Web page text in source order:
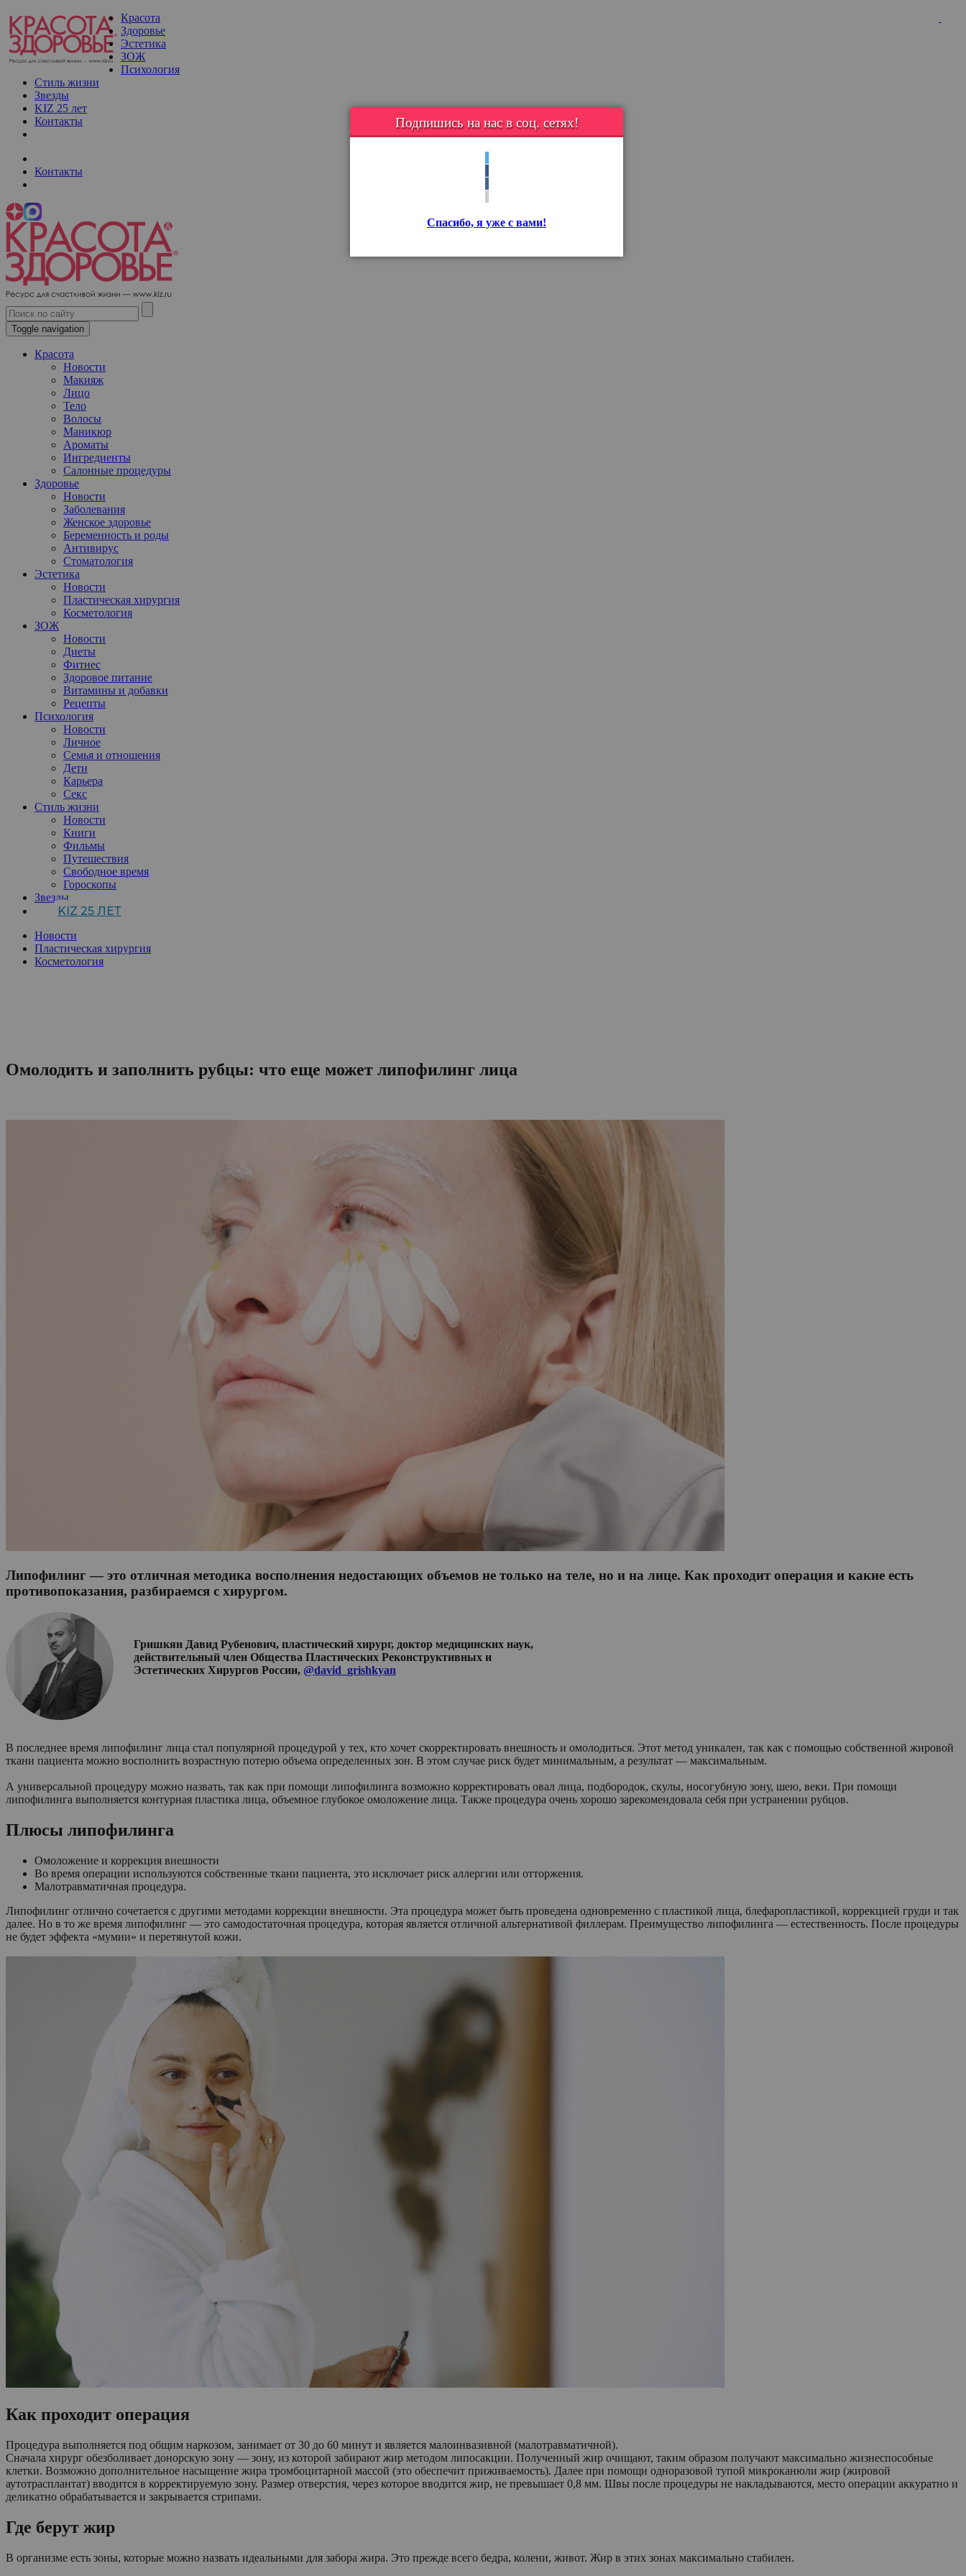
Красота
Здоровье
Эстетика
ЗОЖ
Психология
Стиль жизни
Звезды
KIZ 25 лет
Контакты
Контакты
Toggle navigation
Красота
Новости
Макияж
Лицо
Тело
Волосы
Маникюр
Ароматы
Ингредиенты
Салонные процедуры
Здоровье
Новости
Заболевания
Женское здоровье
Беременность и роды
Антивирус
Стоматология
Эстетика
Новости
Пластическая хирургия
Косметология
ЗОЖ
Новости
Диеты
Фитнес
Здоровое питание
Витамины и добавки
Рецепты
Психология
Новости
Личное
Семья и отношения
Дети
Карьера
Секс
Стиль жизни
Новости
Книги
Фильмы
Путешествия
Свободное время
Гороскопы
Звезды
KIZ 25 ЛЕТ
Новости
Пластическая хирургия
Косметология
Подпишись на нас в соц. сетях!
Спасибо, я уже с вами!
Омолодить и заполнить рубцы: что еще может липофилинг лица
Липофилинг — это отличная методика восполнения недостающих объемов не только на теле, но и на лице. Как проходит операция и какие есть
противопоказания, разбираемся с хирургом.
Гришкян Давид Рубенович, пластический хирург, доктор медицинских наук,
действительный член Общества Пластических Реконструктивных и
Эстетических Хирургов России, @david_grishkyan
В последнее время липофилинг лица стал популярной процедурой у тех, кто хочет скорректировать внешность и омолодиться. Этот метод уникален, так как с помощью собственной жировой
ткани пациента можно восполнить возрастную потерю объема определенных зон. В этом случае риск будет минимальным, а результат — максимальным.
А универсальной процедуру можно назвать, так как при помощи липофилинга возможно корректировать овал лица, подбородок, скулы, носогубную зону, шею, веки. При помощи
липофилинга выполняется контурная пластика лица, объемное глубокое омоложение лица. Также процедура очень хорошо зарекомендовала себя при устранении рубцов.
Плюсы липофилинга
Омоложение и коррекция внешности
Во время операции используются собственные ткани пациента, это исключает риск аллергии или отторжения.
Малотравматичная процедура.
Липофилинг отлично сочетается с другими методами коррекции внешности. Эта процедура может быть проведена одновременно с пластикой лица, блефаропластикой, коррекцией груди и так
далее. Но в то же время липофилинг — это самодостаточная процедура, которая является отличной альтернативой филлерам. Преимущество липофилинга — естественность. После процедуры
не будет эффекта «мумии» и перетянутой кожи.
Как проходит операция
Процедура выполняется под общим наркозом, занимает от 30 до 60 минут и является малоинвазивной (малотравматичной).
Сначала хирург обезболивает донорскую зону — зону, из которой забирают жир методом липосакции. Полученный жир очищают, таким образом получают максимально жизнеспособные
клетки. Возможно дополнительное насыщение жира тромбоцитарной массой (это обеспечит приживаемость). Далее при помощи одноразовой тупой микроканюли жир (жировой
аутотрасплантат) вводится в корректируемую зону. Размер отверстия, через которое вводится жир, не превышает 0,8 мм. Швы после процедуры не накладываются, место операции аккуратно и
деликатно обрабатывается и закрывается стрипами.
Где берут жир
В организме есть зоны, которые можно назвать идеальными для забора жира. Это прежде всего бедра, колени, живот. Жир в этих зонах максимально стабилен.